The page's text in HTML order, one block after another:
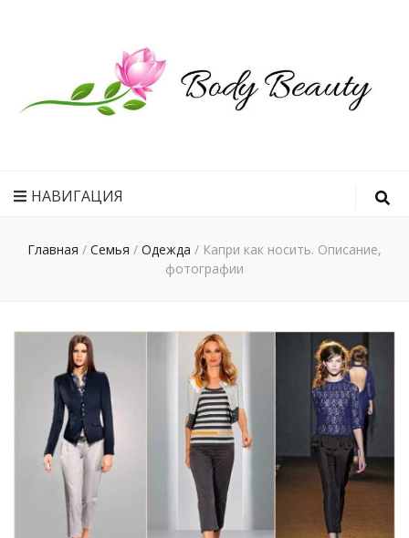
идеального
тела
НАВИГАЦИЯ
Главная / Семья / Одежда / Капри как носить. Описание,
фотографии